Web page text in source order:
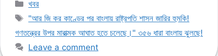
খবর
Tags
"আর জি কর কাণ্ডের পর বাংলায় রাষ্ট্রপতি শাসন জারির হুমকি!
গণতন্ত্রের উপর মারাত্মক আঘাত হতে চলেছে।" ৩৫৬ ধারা বাংলায় ঝুলছে!
Leave a comment